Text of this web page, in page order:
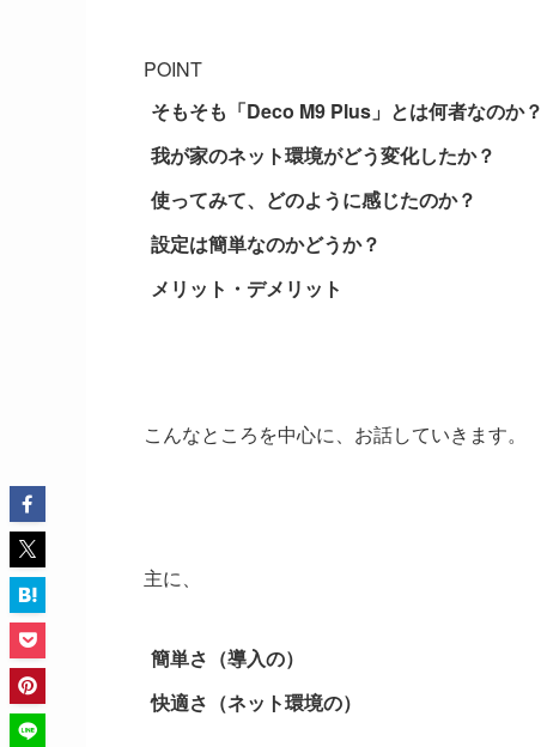
POINT
そもそも「Deco M9 Plus」とは何者なのか？
我が家のネット環境がどう変化したか？
使ってみて、どのように感じたのか？
設定は簡単なのかどうか？
メリット・デメリット
こんなところを中心に、お話していきます。
主に、
簡単さ（導入の）
快適さ（ネット環境の）